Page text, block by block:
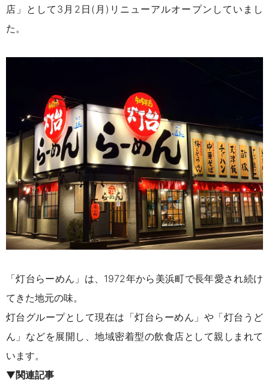
店」として3月2日(月)リニューアルオープンしていまし
た。
「灯台らーめん」は、1972年から美浜町で長年愛され続け
てきた地元の味。
灯台グループとして現在は「灯台らーめん」や「灯台うど
ん」などを展開し、地域密着型の飲食店として親しまれて
います。
▼関連記事